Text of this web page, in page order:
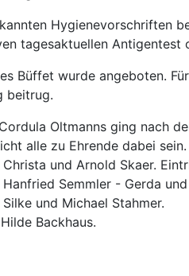
Hygienevorschriften
tagesaktuellen Antigentest
Büffet wurde angeboten.
beitrug.
Oltmanns ging nach
alle zu Ehrende dabei
und Arnold Skaer.
Semmler - Gerda
und Michael Stahmer.
Backhaus.